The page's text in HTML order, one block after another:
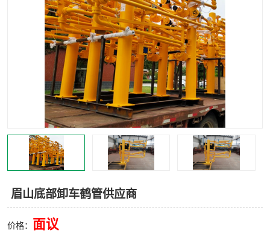
眉山底部卸车鹤管供应商
价格： 面议
平台栈桥 卸车鹤管
装车鹤管 输油臂
紧急脱离干式接头 火车鹤管
汽车鹤管 顶部鹤管
底部鹤管 低温鹤管
浮动出油装置 鹤管
车臂